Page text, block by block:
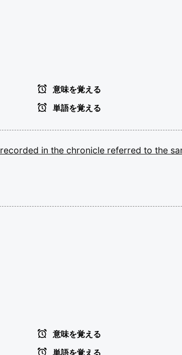
意味を覚える
単語を覚える
recorded in the chronicle referred to the
意味を覚える
単語を覚える